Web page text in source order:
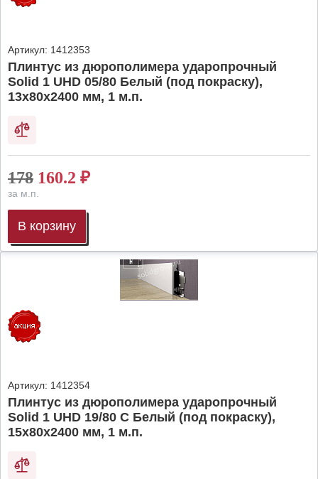
Артикул: 1412353
Плинтус из дюрополимера ударопрочный
Solid 1 UHD 05/80 Белый (под покраску),
13х80х2400 мм, 1 м.п.
178 160.2 ₽
за м.п.
В корзину
Артикул: 1412354
Плинтус из дюрополимера ударопрочный
Solid 1 UHD 19/80 C Белый (под покраску),
15х80х2400 мм, 1 м.п.